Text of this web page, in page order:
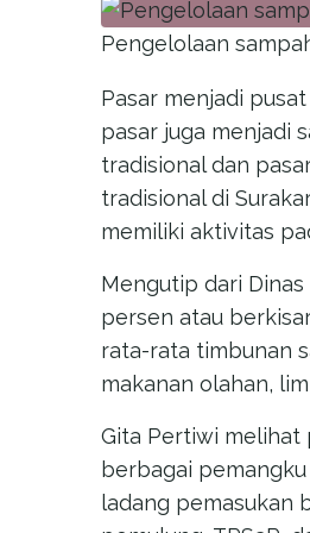
Pengelolaan
Pasar menjadi
pasar juga menjadi
tradisional dan
tradisional di
memiliki aktivitas
Mengutip dari
persen atau
rata-rata timbunan
makanan olahan,
Gita Pertiwi melihat
berbagai
ladang pemasukan